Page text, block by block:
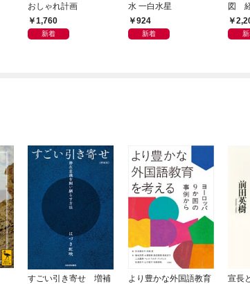
おしゃれ計画
1,760
新着
水 一白水星
924
新着
図
かみ
感度
すごい引き寄せ 増補
より豊かな外国語教育
宣長